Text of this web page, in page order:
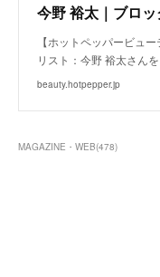
【ホットペッパービュ
リスト：今野 裕太さん
beauty.hotpepper.jp
MAGAZINE・WEB(478)